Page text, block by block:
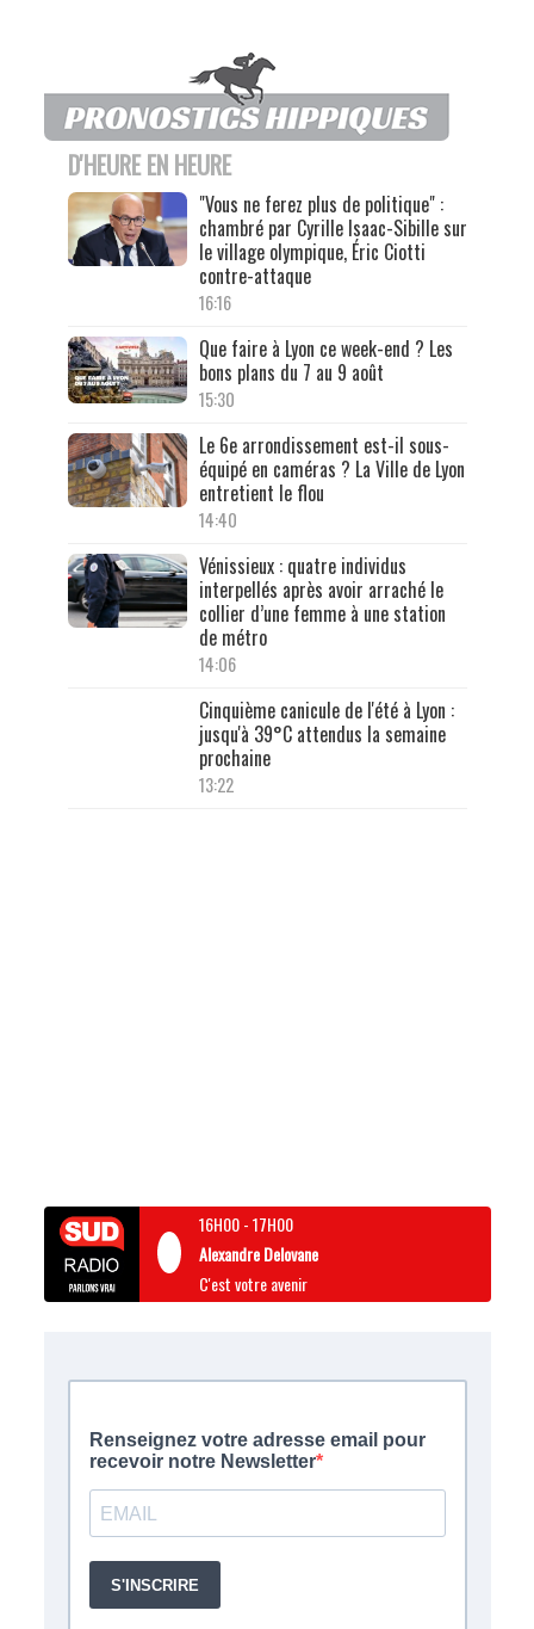
D'HEURE EN HEURE
"Vous ne ferez plus de politique" :
chambré par Cyrille Isaac-Sibille sur
le village olympique, Éric Ciotti
contre-attaque
16:16
Que faire à Lyon ce week-end ? Les
bons plans du 7 au 9 août
15:30
Le 6e arrondissement est-il sous-
équipé en caméras ? La Ville de Lyon
entretient le flou
14:40
Vénissieux : quatre individus
interpellés après avoir arraché le
collier d’une femme à une station
de métro
14:06
Cinquième canicule de l'été à Lyon :
jusqu'à 39°C attendus la semaine
prochaine
13:22
16H00-17H00
Alexandre Delovane
C'est votre avenir